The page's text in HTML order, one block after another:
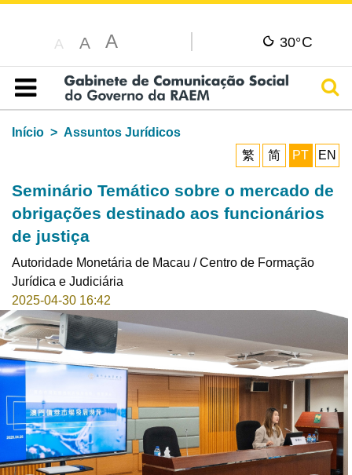
A A A 30°C
Índice
Início
Assuntos Jurídicos
繁
简 PT EN
Seminário Temático sobre o mercado de
obrigações destinado aos funcionários
de justiça
Autoridade Monetária de Macau / Centro de Formação
Jurídica e Judiciária
2025-04-30 16:42